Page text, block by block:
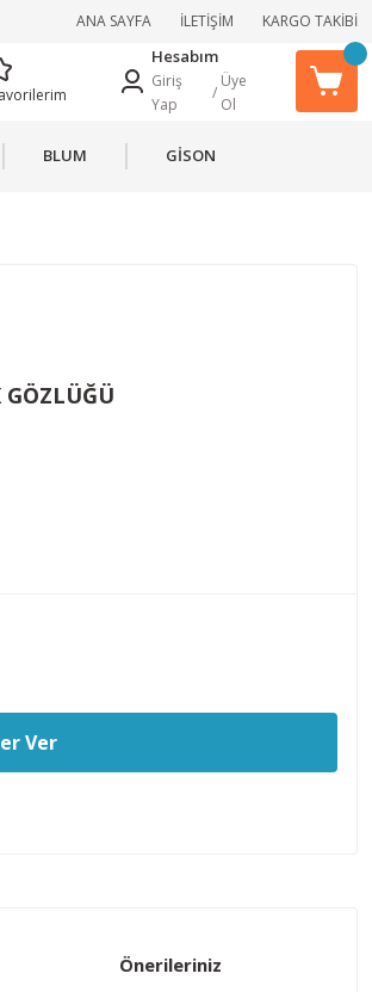
ANA SAYFA İLETİŞİM KARGO TAKİBİ
Hesabım
Giriş
Yap
/
Üye
Ol
BLUM GİSON
GÖZLÜĞÜ
Ver
Önerileriniz